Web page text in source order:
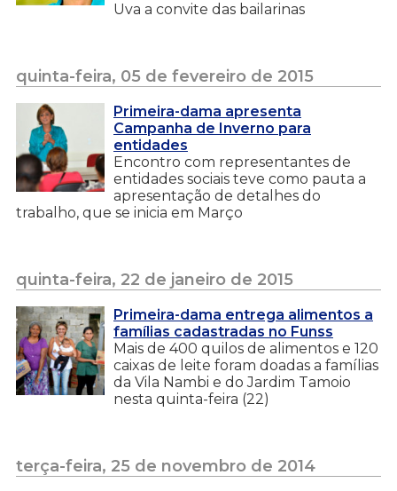
Uva a convite das bailarinas
quinta-feira, 05 de fevereiro de 2015
Primeira-dama apresenta
Campanha de Inverno para
entidades
Encontro com representantes de
entidades sociais teve como pauta a
apresentação de detalhes do
trabalho, que se inicia em Março
quinta-feira, 22 de janeiro de 2015
Primeira-dama entrega alimentos a
famílias cadastradas no Funss
Mais de 400 quilos de alimentos e 120
caixas de leite foram doadas a famílias
da Vila Nambi e do Jardim Tamoio
nesta quinta-feira (22)
terça-feira, 25 de novembro de 2014